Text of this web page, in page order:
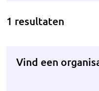
1 resultaten
Vind een